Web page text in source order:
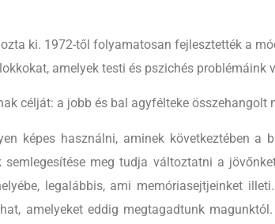
ki. 1972-től folyamatosan fejlesztették a
amelyek testi és pszichés problémáink
célját: a jobb és bal agyfélteke
képes használni, aminek következtében
meg tudja változtatni a
legalábbis, ami memóriasejtjeinket
amelyeket eddig megtagadtunk